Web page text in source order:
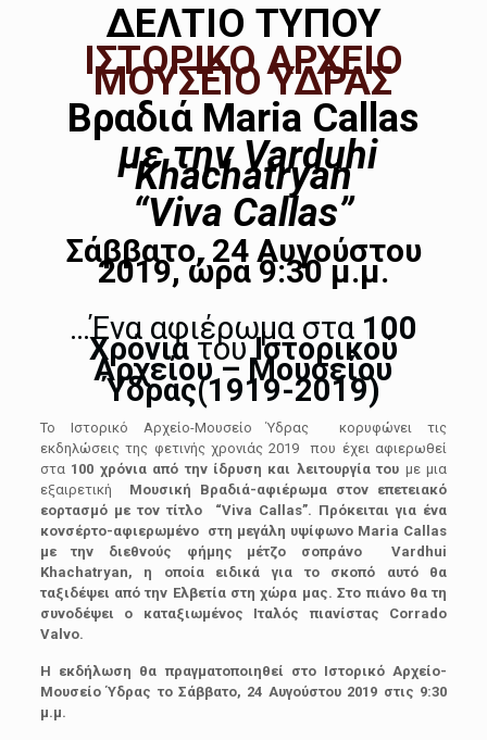
ΔΕΛΤΙΟ ΤΥΠΟΥ
ΙΣΤΟΡΙΚΟ ΑΡΧΕΙΟ
ΜΟΥΣΕΙΟ ΥΔΡΑΣ
Βραδιά Maria Callas
με τηνVarduhi
Khachatryan
“Viva Callas”
Σάββατο, 24 Αυγούστου
2019, ώρα 9:30 μ.μ.
…Ένα αφιέρωμα στα 100
ΧρόνιατουΙστορικού
Αρχείου – Μουσείου
Ύδρας(1919-2019)
Το Ιστορικό Αρχείο-Μουσείο Ύδρας κορυφώνει τις
εκδηλώσεις της φετινής χρονιάς 2019 που έχει αφιερωθεί
στα 100 χρόνια από την ίδρυση και λειτουργίατου με μια
εξαιρετική Μουσική Βραδιά-αφιέρωμα στον επετειακό
εορτασμό με τον τίτλο “Viva Callas”. Πρόκειται για ένα
κονσέρτο-αφιερωμένο στη μεγάλη υψίφωνο Maria Callas
με την διεθνούς φήμης μέτζο σοπράνο Vardhui
Khachatryan,
η οποία ειδικά για το σκοπό αυτό θα
ταξιδέψει από την Ελβετία στη χώρα μας. Στο πιάνο θα τη
συνοδέψει ο καταξιωμένος Ιταλός πιανίστας Corrado
Valvo.
H εκδήλωση θα πραγματοποιηθεί στο Ιστορικό Αρχείο-
Μουσείο Ύδρας το Σάββατο, 24 Αυγούστου 2019 στις 9:30
μ.μ.